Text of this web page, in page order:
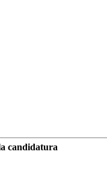
candidatura